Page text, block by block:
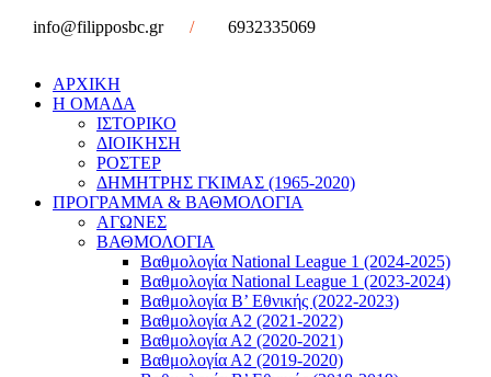
info@filipposbc.gr
/ 6932335069
ΑΡΧΙΚΗ
Η ΟΜΑΔΑ
ΙΣΤΟΡΙΚΟ
ΔΙΟΙΚΗΣΗ
ΡΟΣΤΕΡ
ΔΗΜΗΤΡΗΣ ΓΚΙΜΑΣ (1965-2020)
ΠΡΟΓΡΑΜΜΑ & ΒΑΘΜΟΛΟΓΙΑ
ΑΓΩΝΕΣ
ΒΑΘΜΟΛΟΓΙΑ
Βαθμολογία National League 1 (2024-2025)
Βαθμολογία National League 1 (2023-2024)
Βαθμολογία Β’ Εθνικής (2022-2023)
Βαθμολογία Α2 (2021-2022)
Βαθμολογία Α2 (2020-2021)
Βαθμολογία Α2 (2019-2020)